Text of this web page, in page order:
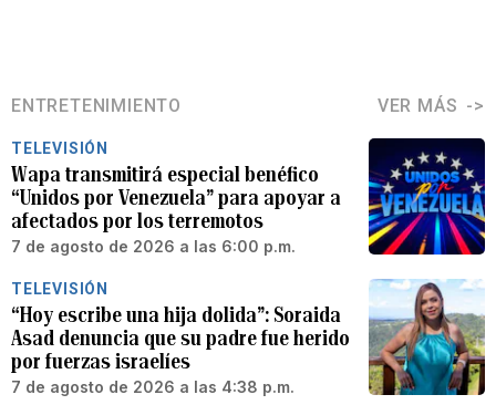
ENTRETENIMIENTO VER MÁS
TELEVISIÓN
Wapa transmitirá especial benéfico
“Unidos por Venezuela” para apoyar a
afectados por los terremotos
7 de agosto de 2026 a las 6:00 p.m.
TELEVISIÓN
“Hoy escribe una hija dolida”: Soraida
Asad denuncia que su padre fue herido
por fuerzas israelíes
7 de agosto de 2026 a las 4:38 p.m.